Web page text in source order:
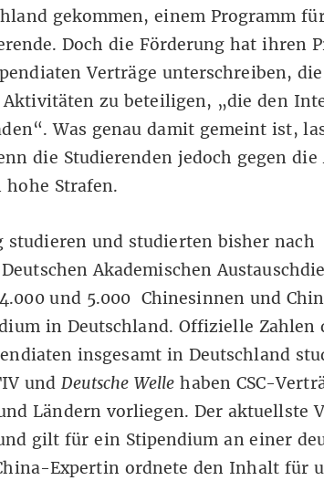
gekommen, einem Programm
Doch die Förderung hat ihren
Verträge unterschreiben,
zu beteiligen, „die den
.Was genau damit gemeint ist,
die Studierenden jedoch gegen die
Strafen.
studieren und studierten bisher nach
Akademischen
und 5.000 Chinesinnen und
in Deutschland. Offizielle Zahlen
insgesamt in Deutschland
undDeutsche Wellehaben CSC-
Ländern vorliegen. Der aktuellste
gilt für ein Stipendium an einer
Expertin ordnete den Inhalt für